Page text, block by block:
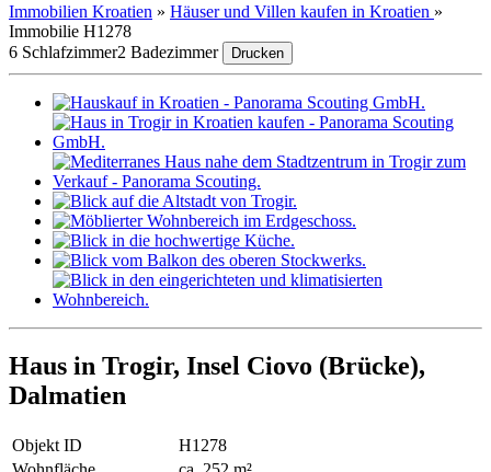
Immobilien Kroatien » Häuser und Villen kaufen in Kroatien »
Immobilie H1278
6 Schlafzimmer2 Badezimmer Drucken
Haus in Trogir, Insel Ciovo (Brücke),
Dalmatien
Objekt ID
H1278